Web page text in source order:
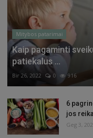
Mitybos patarimai
Kaip pagaminti
patiekalus ...
Bir 26, 2022 0 916
6
jos
Geg 3,